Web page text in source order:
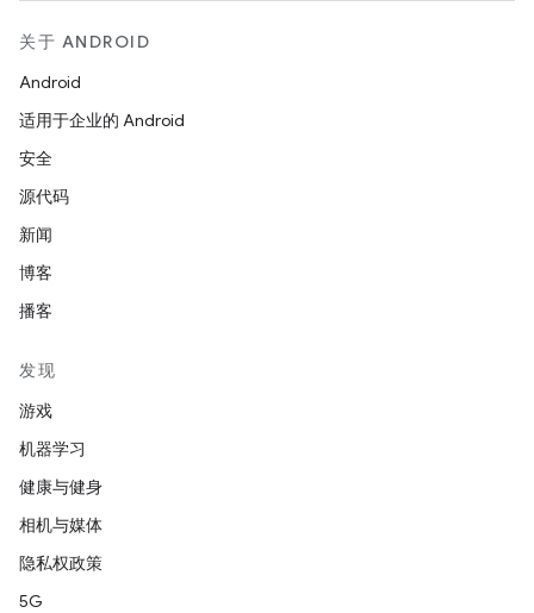
关于 ANDROID
Android
适用于企业的 Android
安全
源代码
新闻
博客
播客
发现
游戏
机器学习
健康与健身
相机与媒体
隐私权政策
5G